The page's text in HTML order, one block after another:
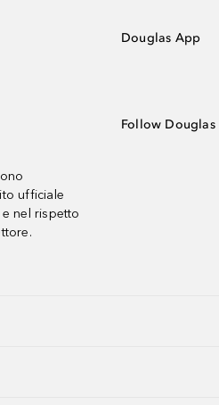
ufficiale
nel rispetto
Douglas App
Follow Douglas